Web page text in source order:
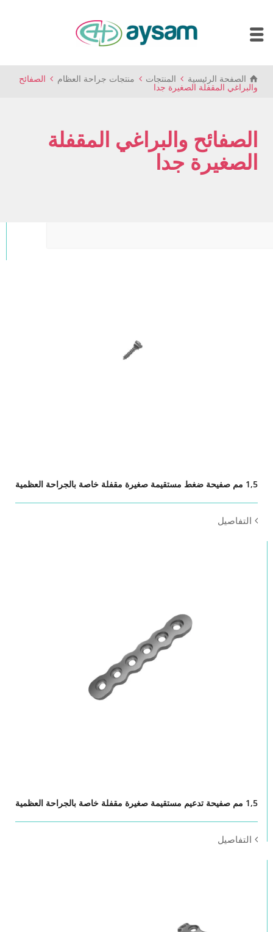
الصفحة الرئيسية المنتجات منتجات جراحة العظام الصفائح
والبراغي المقفلة الصغيرة جدا
الصفائح والبراغي المقفلة
الصغيرة جدا
1,5 مم صفيحة ضغط مستقيمة صغيرة مقفلة خاصة بالجراحة العظمية
التفاصيل
1,5 مم صفيحة تدعيم مستقيمة صغيرة مقفلة خاصة بالجراحة العظمية
التفاصيل